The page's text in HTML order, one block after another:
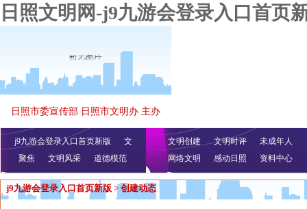
日照文明网-j9九游会登录入口首页
日照市委宣传部 日照市文明办 主办
j9九游会登录入口首页新版
文
明播报
公益视频
聚焦 文明风采 道德模范
文明创建 文明时评
未成年人
网络文明
感动日照 资料中心
j9九游会登录入口首页新版 > 创建动态